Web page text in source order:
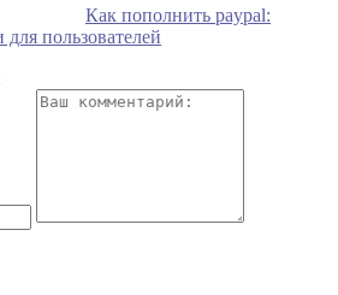
Как пополнить paypal:
пользователей